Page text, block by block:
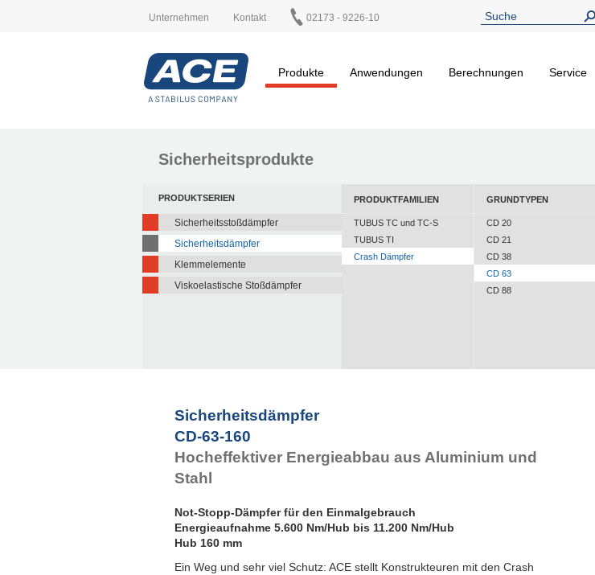
Unternehmen Kontakt 02173 - 9226-10
Produkte
Anwendungen Berechnungen Service
Sicherheitsprodukte
PRODUKTSERIEN
Sicherheitsstoßdämpfer
Sicherheitsdämpfer
Klemmelemente
Viskoelastische Stoßdämpfer
PRODUKTFAMILIEN
TUBUS TC und TC-S
TUBUS TI
Crash Dämpfer
GRUNDTYPEN
CD 20
CD 21
CD 38
CD 63
CD 88
Sicherheitsdämpfer
CD-63-160
Hocheffektiver Energieabbau aus Aluminium und
Stahl
Not-Stopp-Dämpfer für den Einmalgebrauch
Energieaufnahme 5.600 Nm/Hub bis 11.200 Nm/Hub
Hub 160 mm
Ein Weg und sehr viel Schutz: ACE stellt Konstrukteuren mit den Crash